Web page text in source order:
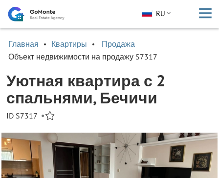
RU
Главная Квартиры
Продажа
Объект недвижимости на продажу S7317
Уютная квартира с 2
спальнями, Бечичи
ID S7317 •